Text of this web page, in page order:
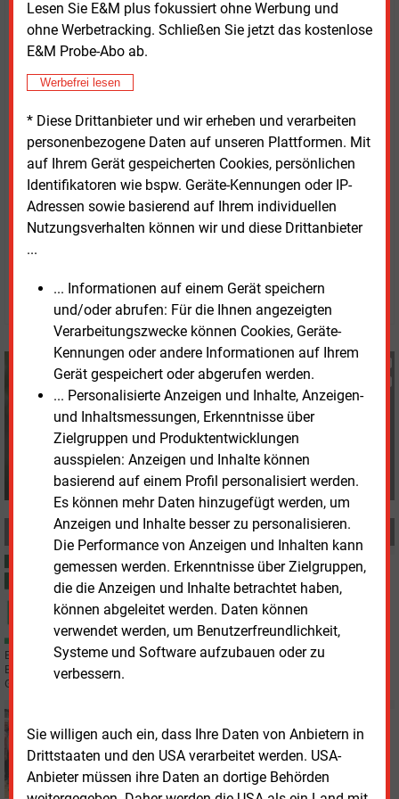
Lesen Sie E&M plus fokussiert ohne Werbung und
ohne Werbetracking. Schließen Sie jetzt das kostenlose
E&M Probe-Abo ab.
Werbefrei lesen
* Diese Drittanbieter und wir erheben und verarbeiten
personenbezogene Daten auf unseren Plattformen. Mit
auf Ihrem Gerät gespeicherten Cookies, persönlichen
Identifikatoren wie bspw. Geräte-Kennungen oder IP-
Adressen sowie basierend auf Ihrem individuellen
Nutzungsverhalten können wir und diese Drittanbieter
...
... Informationen auf einem Gerät speichern
und/oder abrufen: Für die Ihnen angezeigten
Verarbeitungszwecke können Cookies, Geräte-
Kennungen oder andere Informationen auf Ihrem
Gerät gespeichert oder abgerufen werden.
... Personalisierte Anzeigen und Inhalte, Anzeigen-
und Inhaltsmessungen, Erkenntnisse über
Zielgruppen und Produktentwicklungen
ausspielen: Anzeigen und Inhalte können
basierend auf einem Profil personalisiert werden.
Es können mehr Daten hinzugefügt werden, um
Anzeigen und Inhalte besser zu personalisieren.
Die Performance von Anzeigen und Inhalten kann
gemessen werden. Erkenntnisse über Zielgruppen,
die die Anzeigen und Inhalte betrachtet haben,
können abgeleitet werden. Daten können
verwendet werden, um Benutzerfreundlichkeit,
Systeme und Software aufzubauen oder zu
verbessern.
Sie willigen auch ein, dass Ihre Daten von Anbietern in
Drittstaaten und den USA verarbeitet werden. USA-
Anbieter müssen ihre Daten an dortige Behörden
Energieprodukt.
Neben Enercity testet auch die Volkswagen-
Konzernmarke Elli entsprechende Anwendungen. Die
neue Geschäftsmodelle ermöglicht und zugleich zur
Netzstabilität sowie zur Integration erneuerbarer
Energien beiträgt.
© 2026 Energie & Management GmbH
Fritz Wilhelm
f.wilhelm@energie-und-
management.de
MEHR ZUM THEMA
Dienstag, 16.06.2026, 13:38
STROMNETZ
Autofahrer bei bidirektionalem Laden noch skeptisch
Eine Studie zeigt: Die Bekanntheit des bidirektionalen Ladens steigt, die
Begeisterung bei den Autofahrern für die Technologie hält sich jedoch in
Grenzen.
WIRTSCHAFT
Enercity und Kraken errichten virtuelles Kraftwerk